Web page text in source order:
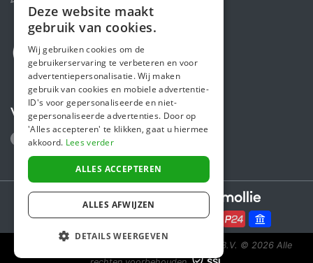
Volg ons
Secure payments powered by
Steunactie is een initiatief van Sponsor Europe B.V. © 2026 Alle
ENGLISH
Deze website maakt
gebruik van cookies.
Wij gebruiken cookies om de
gebruikerservaring te verbeteren en voor
advertentiepersonalisatie. Wij maken
gebruik van cookies en mobiele advertentie-
ID's voor gepersonaliseerde en niet-
gepersonaliseerde advertenties. Door op
'Alles accepteren' te klikken, gaat u hiermee
akkoord. Lees verder
ALLES ACCEPTEREN
ALLES AFWIJZEN
DETAILS WEERGEVEN